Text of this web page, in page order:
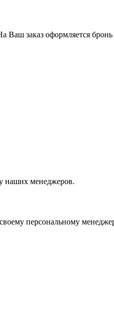
заказ оформляется
наших менеджеров.
персональному